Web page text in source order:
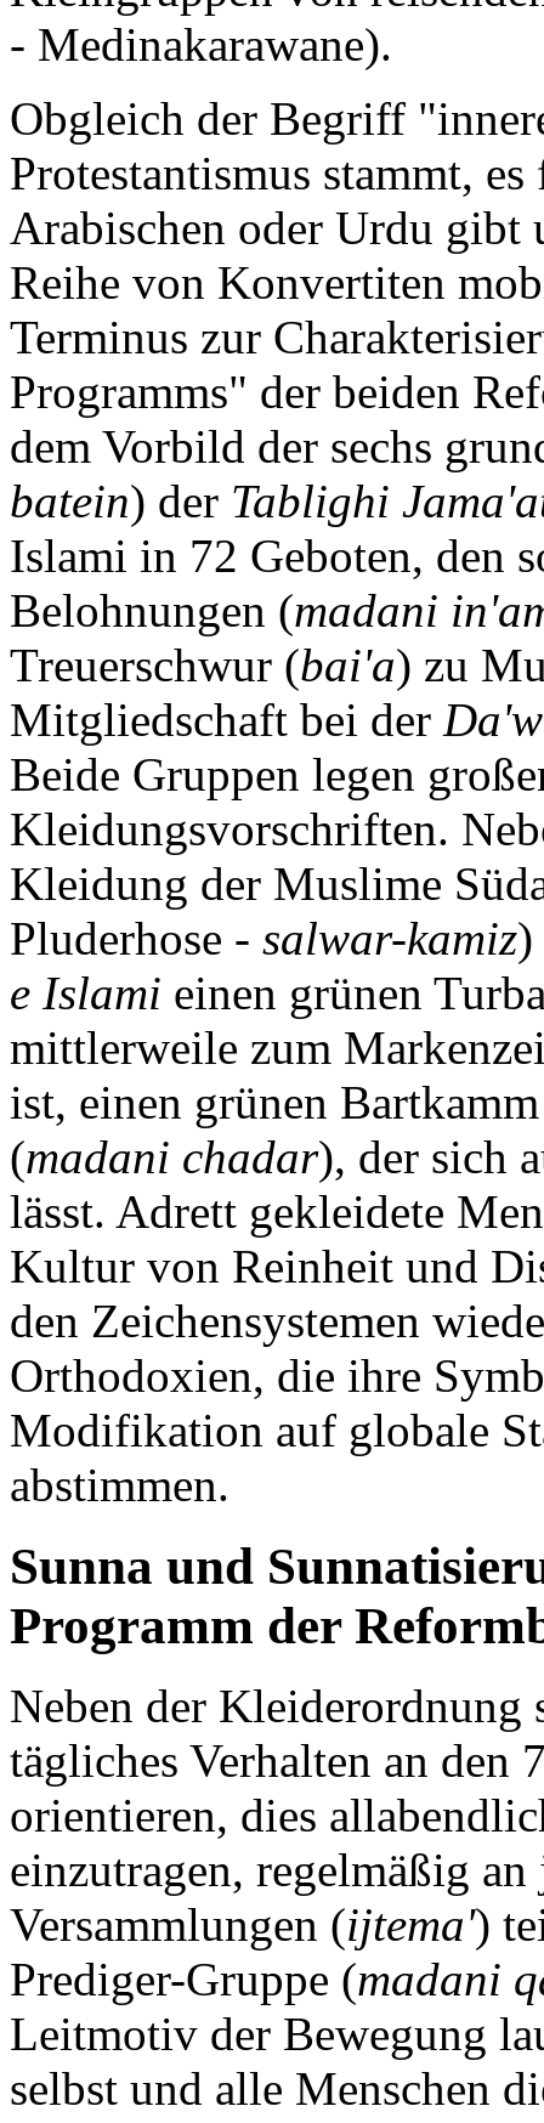
- Medinakarawane).
Obgleich der Begriff
Protestantismus stammt,
Arabischen oder Urdu gibt
Reihe von Konvertiten
Terminus zur
Programms" der beiden
dem Vorbild der sechs
batein) der Tablighi
Islami in 72 Geboten, den
Belohnungen (madani
Treuerschwur (bai'a) zu
Mitgliedschaft bei der
Beide Gruppen legen
Kleidungsvorschriften.
Kleidung der Muslime
Pluderhose - salwar-kamiz)
e Islami einen grünen
mittlerweile zum
ist, einen grünen
(madani chadar), der sich
lässt. Adrett gekleidete
Kultur von Reinheit und
den Zeichensystemen
Orthodoxien, die ihre
Modifikation auf globale
abstimmen.
Sunna und
Programm der
Neben der Kleiderordnung
tägliches Verhalten an den
orientieren, dies
einzutragen, regelmäßig
Versammlungen (ijtema')
Prediger-Gruppe (madani
Leitmotiv der Bewegung
selbst und alle Menschen